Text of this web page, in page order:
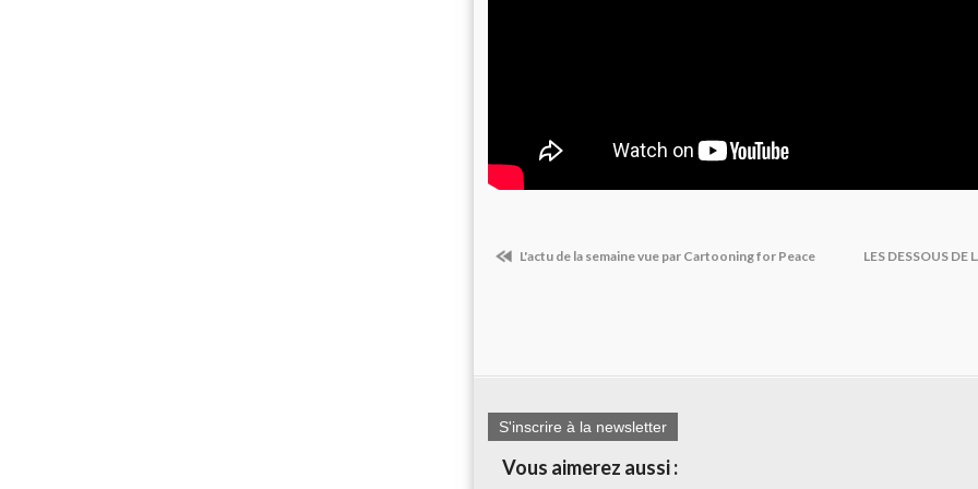
L'actu de la semaine vue par Cartooning for Peace LES DESSOUS DE
S'inscrire à la newsletter
Vous aimerez aussi :